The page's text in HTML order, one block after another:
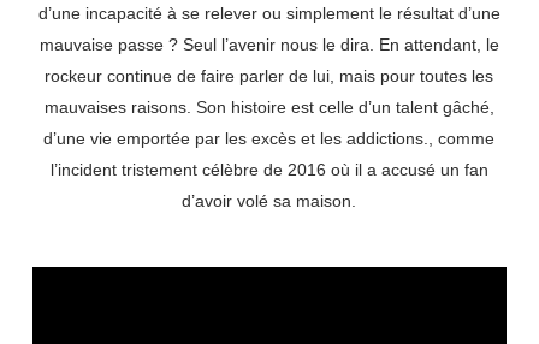
d’une incapacité à se relever ou simplement le résultat d’une
mauvaise passe ? Seul l’avenir nous le dira. En attendant, le
rockeur continue de faire parler de lui, mais pour toutes les
mauvaises raisons. Son histoire est celle d’un talent gâché,
d’une vie emportée par les excès et les addictions., comme
l’incident tristement célèbre de 2016 où il a accusé un fan
d’avoir volé sa maison.